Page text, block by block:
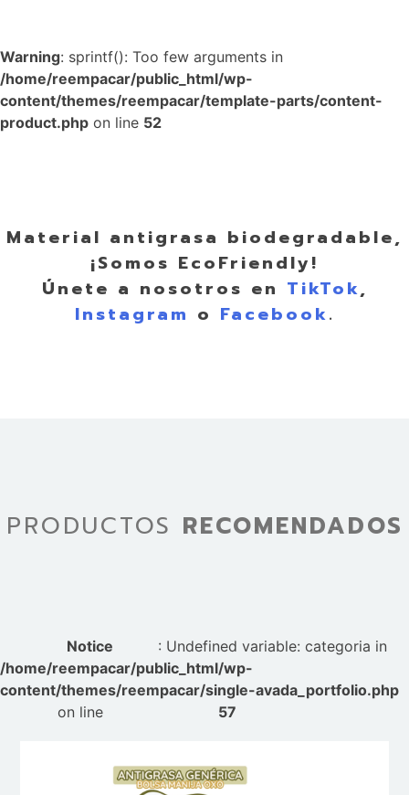
Warning: sprintf(): Too few arguments in
/home/reempacar/public_html/wp-
content/themes/reempacar/template-parts/content-
product.php on line 52
Material antigrasa biodegradable,
¡Somos EcoFriendly!
Únete a nosotros en TikTok,
Instagram o Facebook.
PRODUCTOS RECOMENDADOS
Notice
: Undefined variable: categoria in
/home/reempacar/public_html/wp-
content/themes/reempacar/single-avada_portfolio.php
on line
57